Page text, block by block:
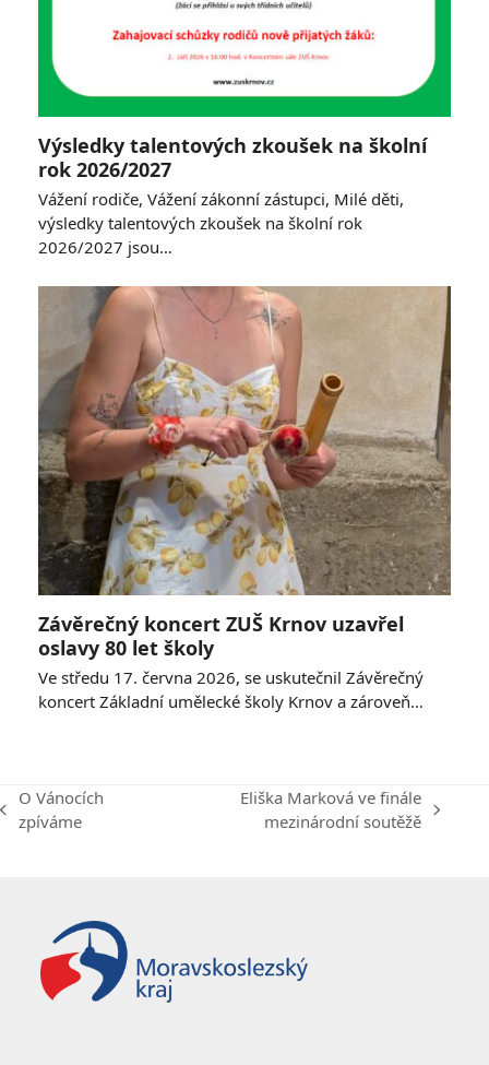
Výsledky talentových zkoušek na školní
rok 2026/2027
Vážení rodiče, Vážení zákonní zástupci, Milé děti,
výsledky talentových zkoušek na školní rok
2026/2027 jsou…
Závěrečný koncert ZUŠ Krnov uzavřel
oslavy 80 let školy
Ve středu 17. června 2026, se uskutečnil Závěrečný
koncert Základní umělecké školy Krnov a zároveň…
previous
O Vánocích
zpíváme
Eliška Marková ve finále
mezinárodní soutěžě